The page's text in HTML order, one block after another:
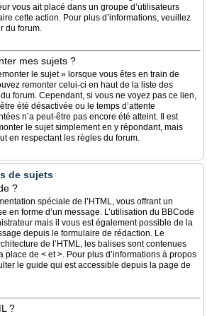
vous ait placé dans un groupe d’utilisateurs
cette action. Pour plus d’informations, veuillez
du forum.
mes sujets ?
le sujet » lorsque vous êtes en train de
remonter celui-ci en haut de la liste des
forum. Cependant, si vous ne voyez pas ce lien,
été désactivée ou le temps d’attente
n’a peut-être pas encore été atteint. Il est
le sujet simplement en y répondant, mais
en respectant les règles du forum.
de sujets
?
spéciale de l’HTML, vous offrant un
en forme d’un message. L’utilisation du BBCode
mais il vous est également possible de la
depuis le formulaire de rédaction. Le
de l’HTML, les balises sont contenues
place de < et >. Pour plus d’informations à propos
le guide qui est accessible depuis la page de
?